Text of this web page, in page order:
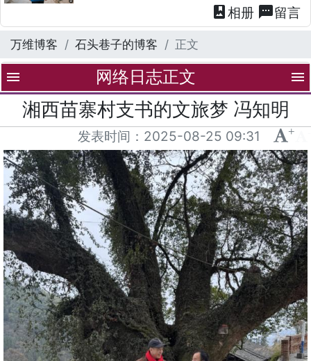
photo_album 相册 textsms留言
万维博客 石头巷子的博客 正文
menu 网络日志正文 menu
湘西苗寨村支书的文旅梦 冯知明
发表时间： 2025-08-25 09:31 +